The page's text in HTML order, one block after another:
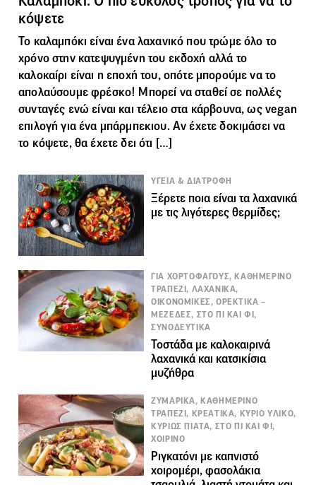
κόψετε
Το καλαμπόκι είναι ένα λαχανικό που τρώμε όλο το
χρόνο στην κατεψυγμένη του εκδοχή αλλά το
καλοκαίρι είναι η εποχή του, οπότε μπορούμε να το
απολαύσουμε φρέσκο! Μπορεί να σταθεί σε πολλές
συνταγές ενώ είναι και τέλειο στα κάρβουνα, ως vegan
επιλογή για ένα μπάρμπεκιου. Αν έχετε δοκιμάσει να
το κόψετε, θα έχετε δει ότι […]
ΥΓΕΙΑ & ΔΙΑΤΡΟΦΗ
Ξέρετε ποια είναι τα λαχανικά
με τις λιγότερες θερμίδες;
ΓΙΑ ΧΟΡΤΟΦΑΓΟΥΣ, ΚΑΘΗΜΕΡΙΝΟ
ΤΡΑΠΕΖΙ, ΛΑΧΑΝΙΚΑ,
ΟΙΚΟΝΟΜΙΚΕΣ, ΟΡΕΚΤΙΚΑ –
ΜΕΖΕΔΕΣ, ΣΤΟ ΠΙ ΚΑΙ ΦΙ,
ΣΥΝΟΔΕΥΤΙΚΑ
Τοστάδα με καλοκαιρινά
λαχανικά και κατσικίσια
μυζήθρα
ΖΥΜΑΡΙΚΑ, ΚΑΘΗΜΕΡΙΝΟ
ΤΡΑΠΕΖΙ, ΚΡΕΑΤΙΚΑ, ΚΥΡΙΟ ΥΛΙΚΟ,
ΚΥΡΙΩΣ ΠΙΑΤΑ, ΣΤΟ ΠΙ ΚΑΙ ΦΙ,
ΧΟΙΡΙΝΟ
Ριγκατόνι με καπνιστό
χοιρομέρι, φασολάκια